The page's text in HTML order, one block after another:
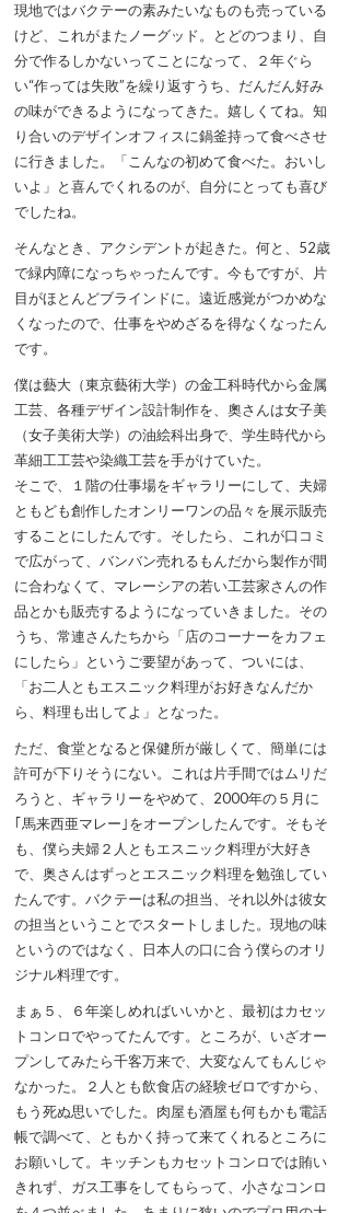
現地ではバクテーの素みたいなものも売っている
けど、これがまたノーグッド。とどのつまり、自
分で作るしかないってことになって、２年ぐら
い“作っては失敗”を繰り返すうち、だんだん好み
の味ができるようになってきた。嬉しくてね。知
り合いのデザインオフィスに鍋釜持って食べさせ
に行きました。「こんなの初めて食べた。おいし
いよ」と喜んでくれるのが、自分にとっても喜び
でしたね。
そんなとき、アクシデントが起きた。何と、52歳
で緑内障になっちゃったんです。今もですが、片
目がほとんどブラインドに。遠近感覚がつかめな
くなったので、仕事をやめざるを得なくなったん
です。
僕は藝大（東京藝術大学）の金工科時代から金属
工芸、各種デザイン設計制作を、奧さんは女子美
（女子美術大学）の油絵科出身で、学生時代から
革細工工芸や染織工芸を手がけていた。
そこで、１階の仕事場をギャラリーにして、夫婦
ともども創作したオンリーワンの品々を展示販売
することにしたんです。そしたら、これが口コミ
で広がって、バンバン売れるもんだから製作が間
に合わなくて、マレーシアの若い工芸家さんの作
品とかも販売するようになっていきました。その
うち、常連さんたちから「店のコーナーをカフェ
にしたら」というご要望があって、ついには、
「お二人ともエスニック料理がお好きなんだか
ら、料理も出してよ」となった。
ただ、食堂となると保健所が厳しくて、簡単には
許可が下りそうにない。これは片手間ではムリだ
ろうと、ギャラリーをやめて、2000年の５月に
｢馬来西亜マレー｣をオープンしたんです。そもそ
も、僕ら夫婦２人ともエスニック料理が大好き
で、奥さんはずっとエスニック料理を勉強してい
たんです。バクテーは私の担当、それ以外は彼女
の担当ということでスタートしました。現地の味
というのではなく、日本人の口に合う僕らのオリ
ジナル料理です。
まぁ５、６年楽しめればいいかと、最初はカセッ
トコンロでやってたんです。ところが、いざオー
プンしてみたら千客万来で、大変なんてもんじゃ
なかった。２人とも飲食店の経験ゼロですから、
もう死ぬ思いでした。肉屋も酒屋も何もかも電話
帳で調べて、ともかく持って来てくれるところに
お願いして。キッチンもカセットコンロでは賄い
きれず、ガス工事をしてもらって、小さなコンロ